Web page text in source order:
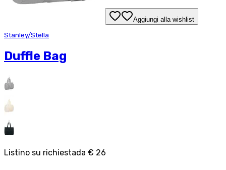
Aggiungi alla wishlist
Stanley/Stella
Duffle Bag
Listino su richiestada € 26